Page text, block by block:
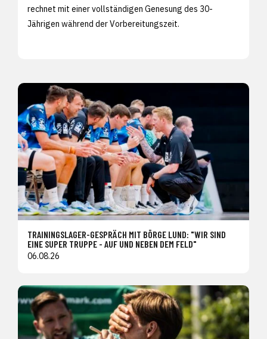
rechnet mit einer vollständigen Genesung des 30-
Jährigen während der Vorbereitungszeit.
TRAININGSLAGER-GESPRÄCH MIT BÖRGE LUND: "WIR SIND
EINE SUPER TRUPPE - AUF UND NEBEN DEM FELD"
06.08.26